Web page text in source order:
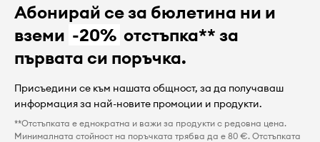
Абонирай се за бюлетина ни и
вземи -20% отстъпка** за
първата си поръчка.
Присъедини се към нашата общност, за да получаваш
информация за най-новите промоции и продукти.
**Отстъпката е еднократна и важи за продукти с редовна цена.
Минималната стойност на поръчката трябва да е 80 €. Отстъпката